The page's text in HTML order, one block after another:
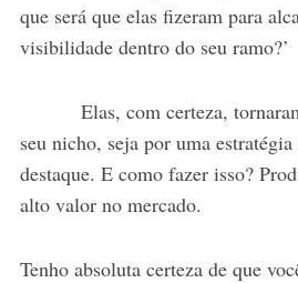
que será que elas fizeram para
visibilidade dentro do seu ramo?’
Elas, com certeza,
seu nicho, seja por uma
destaque. E como fazer isso?
alto valor no mercado.
Tenho absoluta certeza de que